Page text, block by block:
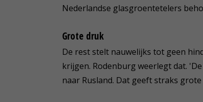
Nederlandse glasgroentetelers
Grote druk
De rest stelt nauwelijks tot geen
krijgen. Rodenburg weerlegt dat.
naar Rusland. Dat geeft straks